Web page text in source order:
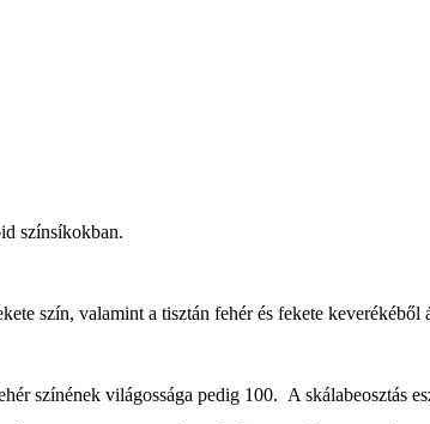
színsíkokban.
szín, valamint a tisztán fehér és fekete
színének világossága pedig 100. A skálabeosztás